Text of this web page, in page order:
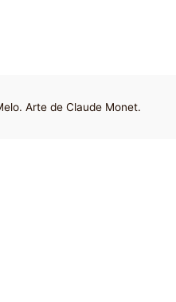
Arte de Claude Monet.